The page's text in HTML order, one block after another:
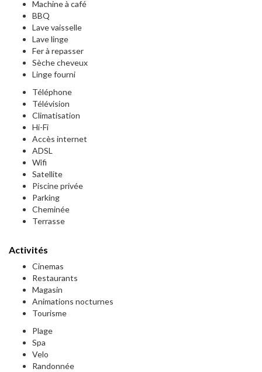
Machine à café
BBQ
Lave vaisselle
Lave linge
Fer à repasser
Sèche cheveux
Linge fourni
Téléphone
Télévision
Climatisation
Hi-Fi
Accès internet
ADSL
Wifi
Satellite
Piscine privée
Parking
Cheminée
Terrasse
Activités
Cinemas
Restaurants
Magasin
Animations nocturnes
Tourisme
Plage
Spa
Velo
Randonnée